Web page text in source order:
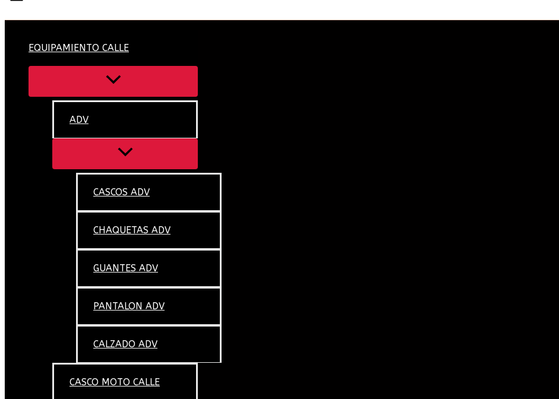
EQUIPAMIENTO CALLE
ADV
CASCOS ADV
CHAQUETAS ADV
GUANTES ADV
PANTALON ADV
CALZADO ADV
CASCO MOTO CALLE